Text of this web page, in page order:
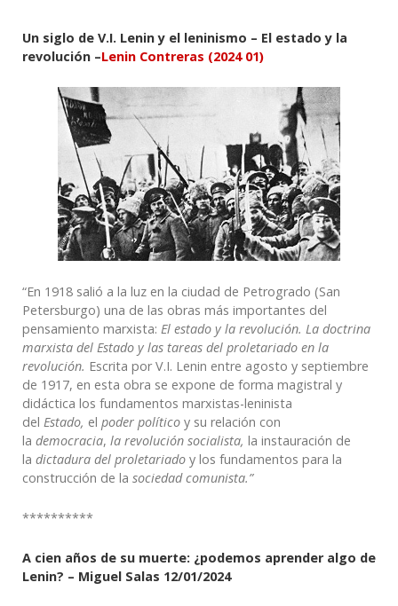
Un siglo de V.I. Lenin y el leninismo – El estado y la
revolución –Lenin Contreras (2024 01)
“En 1918 salió a la luz en la ciudad de Petrogrado (San
Petersburgo) una de las obras más importantes del
pensamiento marxista: El estado y la revolución. La doctrina
marxista del Estado y las tareas del proletariado en la
revolución. Escrita por V.I. Lenin entre agosto y septiembre
de 1917, en esta obra se expone de forma magistral y
didáctica los fundamentos marxistas-leninista
del Estado, el poder político y su relación con
la democracia, la revolución socialista, la instauración de
la dictadura del proletariado y los fundamentos para la
construcción de la sociedad comunista.”
**********
A cien años de su muerte: ¿podemos aprender algo de
Lenin? – Miguel Salas 12/01/2024